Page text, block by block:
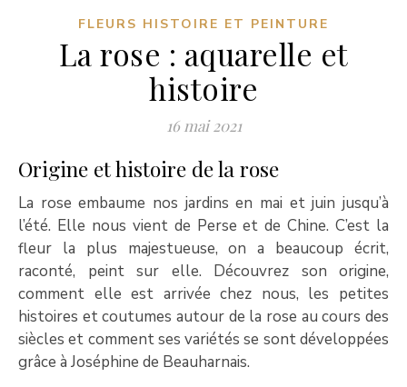
FLEURS HISTOIRE ET PEINTURE
La rose : aquarelle et
histoire
16 mai 2021
Origine et histoire de la rose
La rose embaume nos jardins en mai et juin jusqu’à
l’été. Elle nous vient de Perse et de Chine. C’est la
fleur la plus majestueuse, on a beaucoup écrit,
raconté, peint sur elle. Découvrez son origine,
comment elle est arrivée chez nous, les petites
histoires et coutumes autour de la rose au cours des
siècles et comment ses variétés se sont développées
grâce à Joséphine de Beauharnais.